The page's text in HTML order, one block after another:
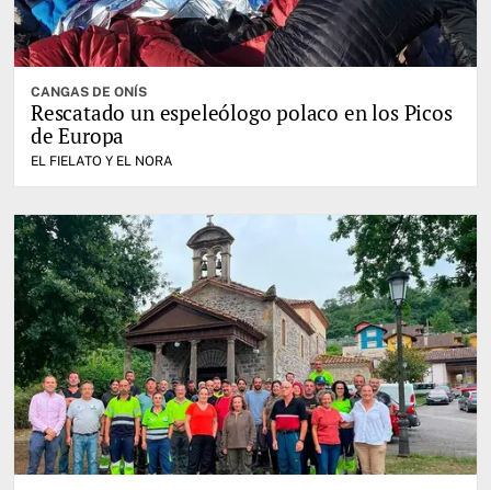
CANGAS DE ONÍS
Rescatado un espeleólogo polaco en los Picos
de Europa
EL FIELATO Y EL NORA